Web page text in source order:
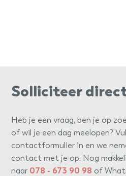
Solliciteer
Heb je een vraag, ben je op
of wil je een dag meelopen?
contactformulier in en we
contact met je op. Nog
naar 078 - 673 90 98 of